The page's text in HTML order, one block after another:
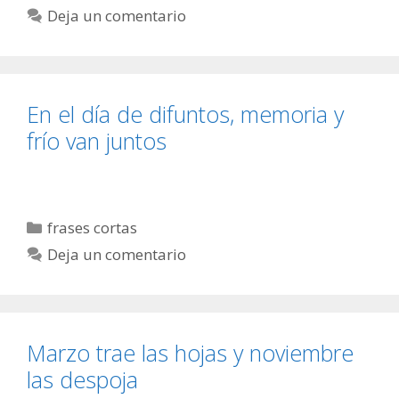
Deja un comentario
En el día de difuntos, memoria y
frío van juntos
Categorías
frases cortas
Deja un comentario
Marzo trae las hojas y noviembre
las despoja